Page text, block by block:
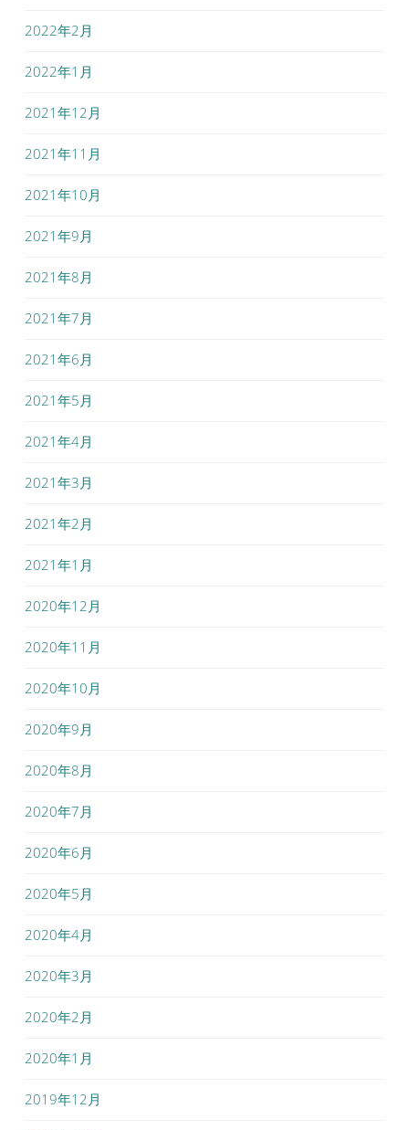
2022年2月
2022年1月
2021年12月
2021年11月
2021年10月
2021年9月
2021年8月
2021年7月
2021年6月
2021年5月
2021年4月
2021年3月
2021年2月
2021年1月
2020年12月
2020年11月
2020年10月
2020年9月
2020年8月
2020年7月
2020年6月
2020年5月
2020年4月
2020年3月
2020年2月
2020年1月
2019年12月